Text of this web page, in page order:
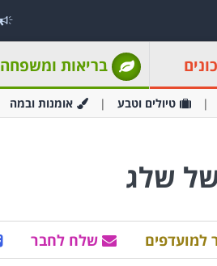
בריאות ומשפחה
טיולים וטבע אומנות ובמה
שלח לחבר למועדפים